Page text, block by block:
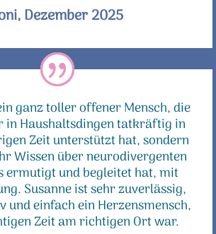
Dezember 2025
ganz toller offener Mensch, die
in Haushaltsdingen tatkräftig in
Zeit unterstützt hat, sondern
Wissen über neurodivergenten
ermutigt und begleitet hat, mit
Susanne ist sehr zuverlässig,
und einfach ein Herzensmensch,
Zeit am richtigen Ort war.